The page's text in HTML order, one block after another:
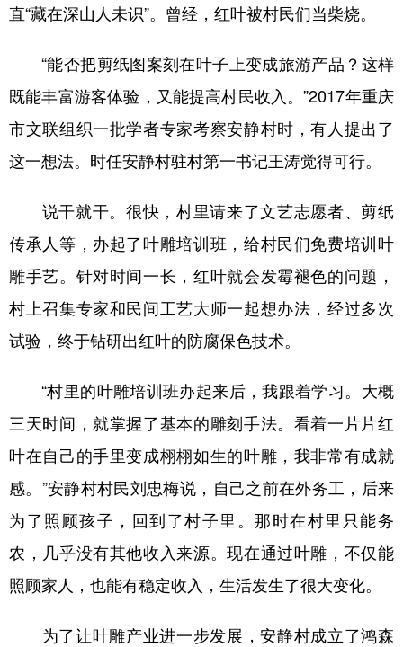
直“藏在深山人未识”。曾经，红叶被村民们当柴烧。
“能否把剪纸图案刻在叶子上变成旅游产品？这样
既能丰富游客体验，又能提高村民收入。”2017年重庆
市文联组织一批学者专家考察安静村时，有人提出了
这一想法。时任安静村驻村第一书记王涛觉得可行。
说干就干。很快，村里请来了文艺志愿者、剪纸
传承人等，办起了叶雕培训班，给村民们免费培训叶
雕手艺。针对时间一长，红叶就会发霉褪色的问题，
村上召集专家和民间工艺大师一起想办法，经过多次
试验，终于钻研出红叶的防腐保色技术。
“村里的叶雕培训班办起来后，我跟着学习。大概
三天时间，就掌握了基本的雕刻手法。看着一片片红
叶在自己的手里变成栩栩如生的叶雕，我非常有成就
感。”安静村村民刘忠梅说，自己之前在外务工，后来
为了照顾孩子，回到了村子里。那时在村里只能务
农，几乎没有其他收入来源。现在通过叶雕，不仅能
照顾家人，也能有稳定收入，生活发生了很大变化。
为了让叶雕产业进一步发展，安静村成立了鸿森